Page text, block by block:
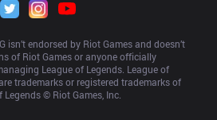
isn’t endorsed by Riot Games and doesn’t
of Riot Games or anyone officially
League of Legends. League of
trademarks or registered trademarks of
Legends © Riot Games, Inc.